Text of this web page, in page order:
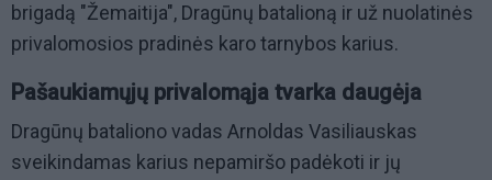
brigadą "Žemaitija", Dragūnų batalioną ir už nuolatinės
privalomosios pradinės karo tarnybos karius.
Pašaukiamųjų privalomąja tvarka daugėja
Dragūnų bataliono vadas Arnoldas Vasiliauskas
sveikindamas karius nepamiršo padėkoti ir jų